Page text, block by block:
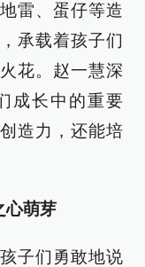
雷、蛋仔等造
承载着孩子们
花。赵一慧深
成长中的重要
造力，还能培
心萌芽
子们勇敢地说